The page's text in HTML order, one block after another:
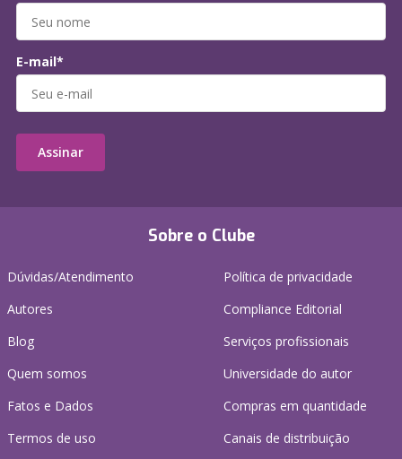
Sobre o Clube
Dúvidas/Atendimento
Autores
Blog
Quem somos
Fatos e Dados
Termos de uso
Política de privacidade
Compliance Editorial
Serviços profissionais
Universidade do autor
Compras em quantidade
Canais de distribuição
E-mail*
Assinar